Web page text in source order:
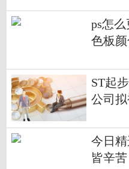
ps怎
色板
ST起
公司拟
今日
皆辛苦